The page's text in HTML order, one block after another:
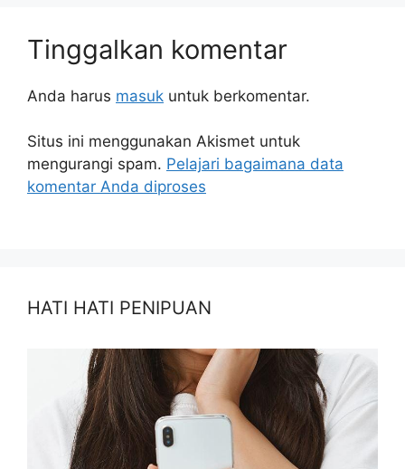
Tinggalkan komentar
Anda harus masuk untuk berkomentar.
Situs ini menggunakan Akismet untuk
mengurangi spam. Pelajari bagaimana data
komentar Anda diproses
HATI HATI PENIPUAN